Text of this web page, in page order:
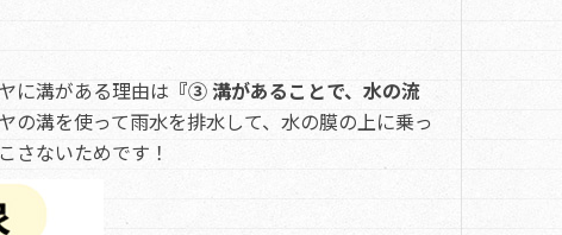
に溝がある理由は 『③ 溝があることで、水の流
の溝を使って雨水を排水して、水の膜の上に乗っ
さないためです！